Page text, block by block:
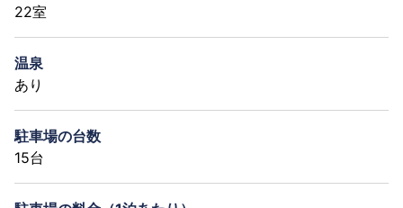
22室
温泉
あり
駐車場の台数
15台